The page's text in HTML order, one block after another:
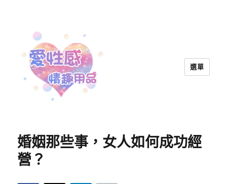
選單
婚姻那些事，女人如何成功經
營？